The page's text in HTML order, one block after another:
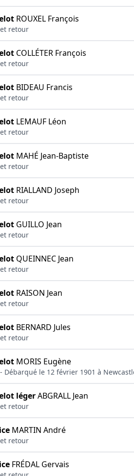
ROUXEL François
retour
COLLÉTER François
retour
BIDEAU Francis
retour
LEMAUF Léon
retour
MAHÉ Jean-Baptiste
retour
RIALLAND Joseph
retour
GUILLO Jean
retour
QUEINNEC Jean
retour
RAISON Jean
retour
BERNARD Jules
retour
MORIS Eugène
Débarqué le 12 février 1901 à
légerABGRALL Jean
retour
MARTIN André
retour
FRÉDAL Gervais